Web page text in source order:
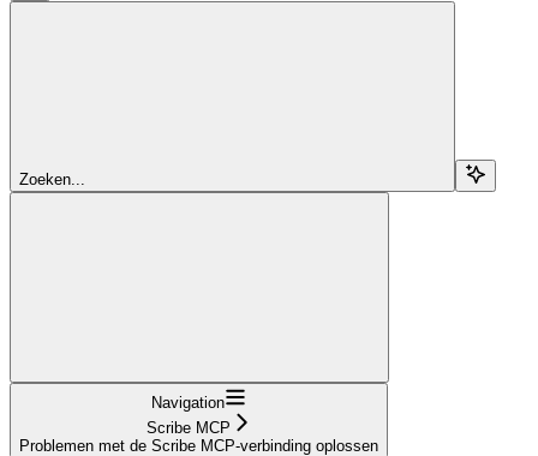
Zoeken...
Navigation
Scribe MCP
Problemen met de Scribe MCP-verbinding oplossen